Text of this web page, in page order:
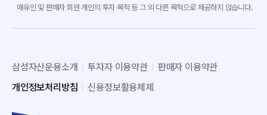
매유인 및 판매자 회원 개인의 투자 목적 등 그 외 다른 목적으로 제공하지 않습니다.
삼성자산운용소개 투자자 이용약관
판매자 이용약관
개인정보처리방침
신용정보활용체제